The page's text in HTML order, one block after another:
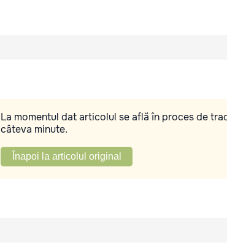
La momentul dat articolul se află în proces de
câteva minute.
Înapoi la articolul original